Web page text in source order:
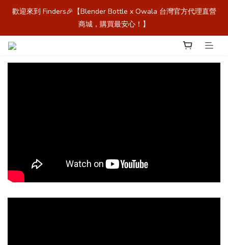
歡迎來到 Finders🎉【Blender Bottle x Owala 台灣官方代理直營
商城，購買最安心！】
歡迎來到 Finders🎉【Blender Bottle x Owala 台灣官方代理直營
商城，購買最安心！】
prev